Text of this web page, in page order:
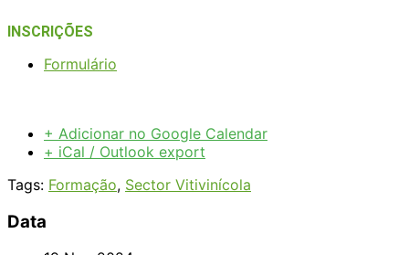
INSCRIÇÕES
Formulário
+ Adicionar no Google Calendar
+ iCal / Outlook export
Tags: Formação, Sector Vitivinícola
Data